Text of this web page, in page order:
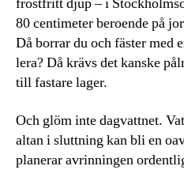
frostfritt djup – i
80 centimeter beroende på
Då borrar du och fäster med
lera? Då krävs det kanske
till fastare lager.
Och glöm inte dagvattnet.
altan i sluttning kan bli en
planerar avrinningen